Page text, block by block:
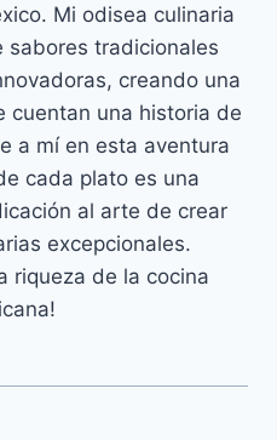
Mi odisea culinaria
sabores tradicionales
creando una
cuentan una historia de
a mí en esta aventura
cada plato es una
al arte de crear
excepcionales.
riqueza de la cocina